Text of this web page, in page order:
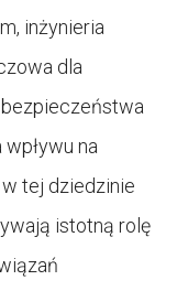
inżynieria
dla
na
tej dziedzinie
istotną rolę